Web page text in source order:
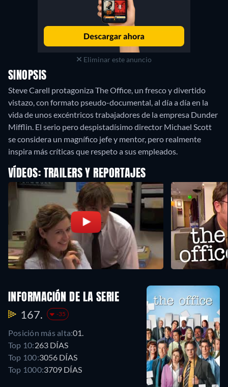
Eliminar este anuncio
SINOPSIS
Steve Carell protagoniza The Office, un fresco y divertido
vistazo, con formato pseudo-documental, al día a día en la
vida de unos excéntricos trabajadores de la empresa Dunder
Mifflin. El serio pero despistadísimo director Michael Scott
se considera un magnífico jefe y mentor, pero realmente
inspira más críticas que respeto a sus empleados.
VÍDEOS: TRAILERS Y REPORTAJES
INFORMACIÓN DE LA SERIE
167. -35
Posición más alta:01.
Top 10:263 DÍAS
Top 100:3056 DÍAS
Top 1000:3709 DÍAS